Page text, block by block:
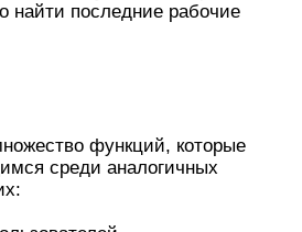
найти последние рабочие
функций, которые
среди аналогичных